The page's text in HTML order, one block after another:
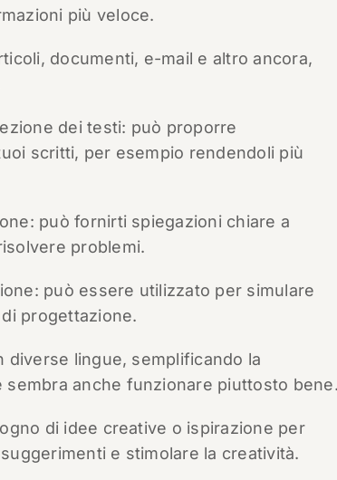
più veloce.
documenti, e-mail e altro ancora,
dei testi: può proporre
scritti, per esempio rendendoli più
può fornirti spiegazioni chiare a
problemi.
può essere utilizzato per simulare
progettazione.
diverse lingue, semplificando la
sembra anche funzionare piuttosto bene.
di idee creative o ispirazione per
e stimolare la creatività.